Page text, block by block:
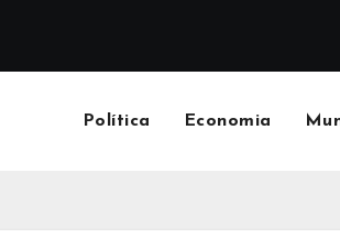
Política Economia